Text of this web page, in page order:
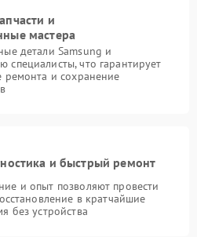
и
мастера
детали Samsung и
что гарантирует
ремонта и сохранение
и быстрый ремонт
и опыт позволяют провести
в кратчайшие
без устройства